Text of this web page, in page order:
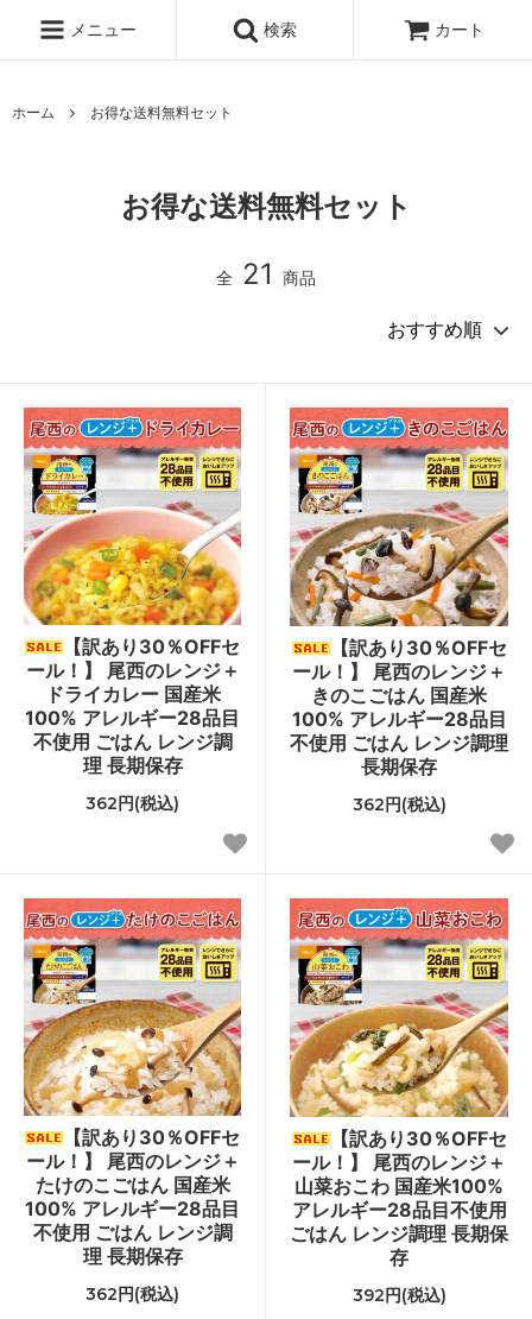
メニュー 検索 カート
ホーム お得な送料無料セット
お得な送料無料セット
全 21 商品
【訳あり30％OFFセ
ール！】 尾西のレンジ＋
ドライカレー 国産米
100% アレルギー28品目
不使用 ごはん レンジ調
理 長期保存
362円(税込)
【訳あり30％OFFセ
ール！】 尾西のレンジ＋
きのこごはん 国産米
100% アレルギー28品目
不使用 ごはん レンジ調理
長期保存
362円(税込)
【訳あり30％OFFセ
ール！】 尾西のレンジ＋
たけのこごはん 国産米
100% アレルギー28品目
不使用 ごはん レンジ調
理 長期保存
362円(税込)
【訳あり30％OFFセ
ール！】 尾西のレンジ＋
山菜おこわ 国産米100%
アレルギー28品目不使用
ごはん レンジ調理 長期保
存
392円(税込)